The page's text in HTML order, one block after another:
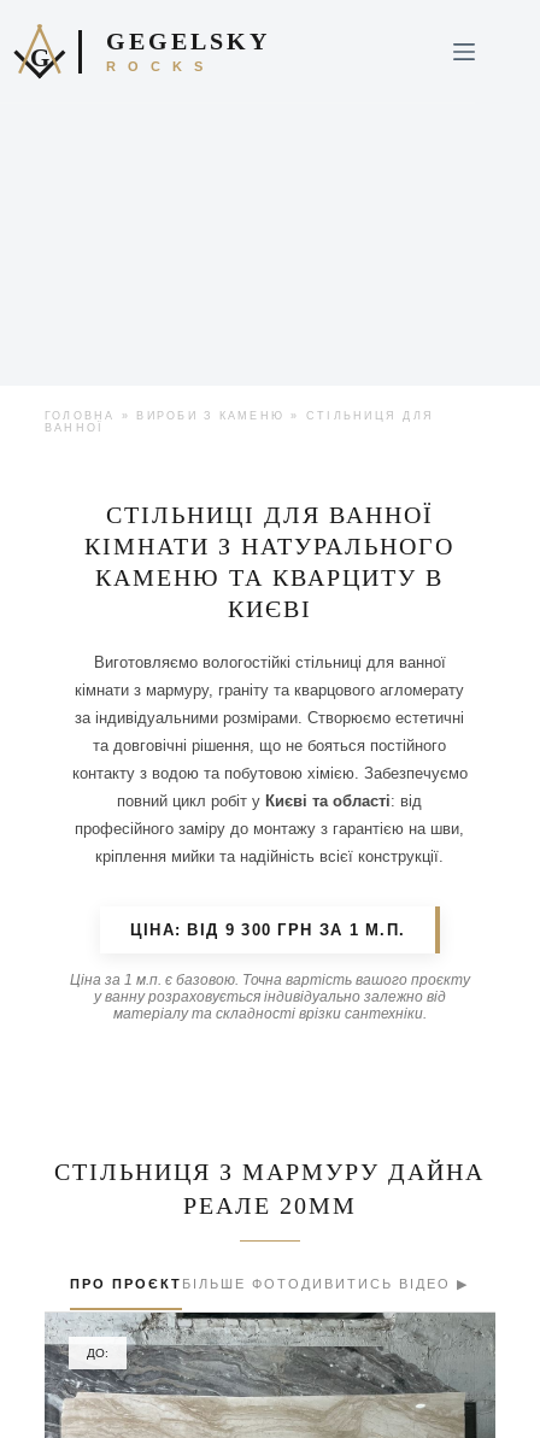
G
GEGELSKY
ROCKS
ГОЛОВНА » ВИРОБИ З КАМЕНЮ » СТІЛЬНИЦЯ ДЛЯ
ВАННОЇ
СТІЛЬНИЦІ ДЛЯ ВАННОЇ
КІМНАТИ З НАТУРАЛЬНОГО
КАМЕНЮ ТА КВАРЦИТУ В
КИЄВІ
Виготовляємо вологостійкі стільниці для ванної
кімнати з мармуру, граніту та кварцового агломерату
за індивідуальними розмірами. Створюємо естетичні
та довговічні рішення, що не бояться постійного
контакту з водою та побутовою хімією. Забезпечуємо
повний цикл робіт у Києві та області: від
професійного заміру до монтажу з гарантією на шви,
кріплення мийки та надійність всієї конструкції.
ЦІНА: ВІД 9 300 ГРН ЗА 1 М.П.
Ціна за 1 м.п. є базовою. Точна вартість вашого проєкту
у ванну розраховується індивідуально залежно від
матеріалу та складності врізки сантехніки.
СТІЛЬНИЦЯ З МАРМУРУ ДАЙНА
РЕАЛЕ 20ММ
ПРО ПРОЄКТ БІЛЬШЕ ФОТО ДИВИТИСЬ ВІДЕО ▶
ДО: